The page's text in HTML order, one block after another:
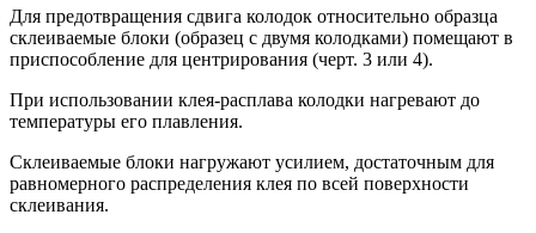
Для предотвращения сдвига колодок относительно образца
склеиваемые блоки (образец с двумя колодками) помещают в
приспособление для центрирования (черт. 3 или 4).
При использовании клея-расплава колодки нагревают до
температуры его плавления.
Склеиваемые блоки нагружают усилием, достаточным для
равномерного распределения клея по всей поверхности
склеивания.